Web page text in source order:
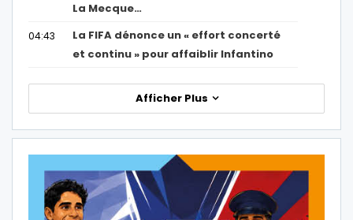
La Mecque…
04:43
La FIFA dénonce un « effort concerté
et continu » pour affaiblir Infantino
Afficher Plus